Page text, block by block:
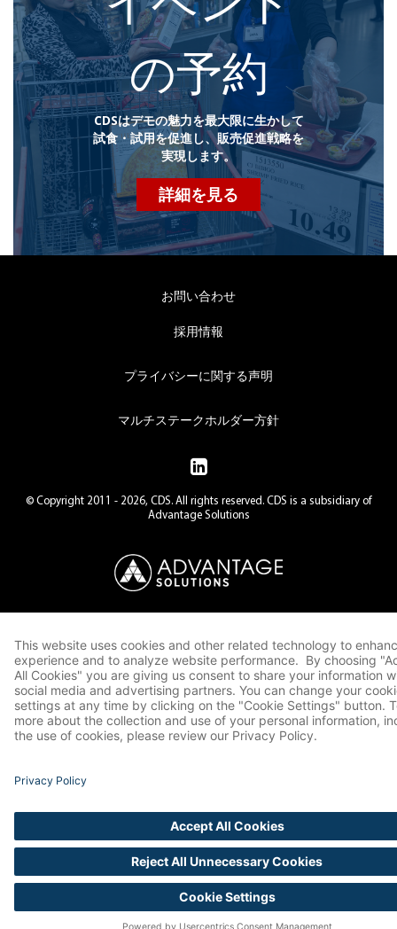
の予約
CDSはデモの魅力を最大限に生かして
試食・試用を促進し、販売促進戦略を
実現します。
詳細を見る
お問い合わせ
採用情報
プライバシーに関する声明
マルチステークホルダー方針
© Copyright 2011 - 2026, CDS. All rights reserved. CDS is a subsidiary of
Advantage Solutions